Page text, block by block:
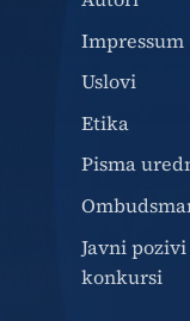
Impressum
Uslovi
Etika
Pisma
Javni
konkursi